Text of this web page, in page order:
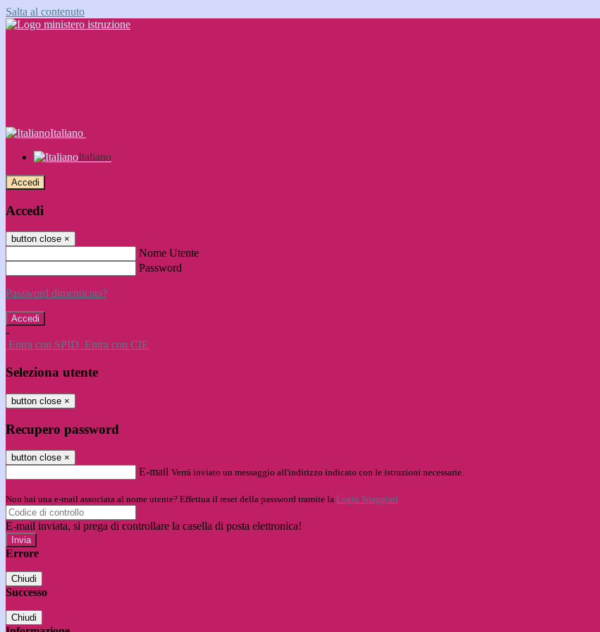
Salta al contenuto
Italiano
Italiano
Accedi
Accedi
button close ×
Nome Utente
Password
Password dimenticata?
-
Entra con SPID Entra con CIE
Seleziona utente
button close ×
Recupero password
button close ×
E-mail Verrà inviato un messaggio all'indirizzo indicato con le istruzioni necessarie.
Non hai una e-mail associata al nome utente? Effettua il reset della password tramite la Login Spaggiari
E-mail inviata, si prega di controllare la casella di posta elettronica!
Errore
Chiudi
Successo
Chiudi